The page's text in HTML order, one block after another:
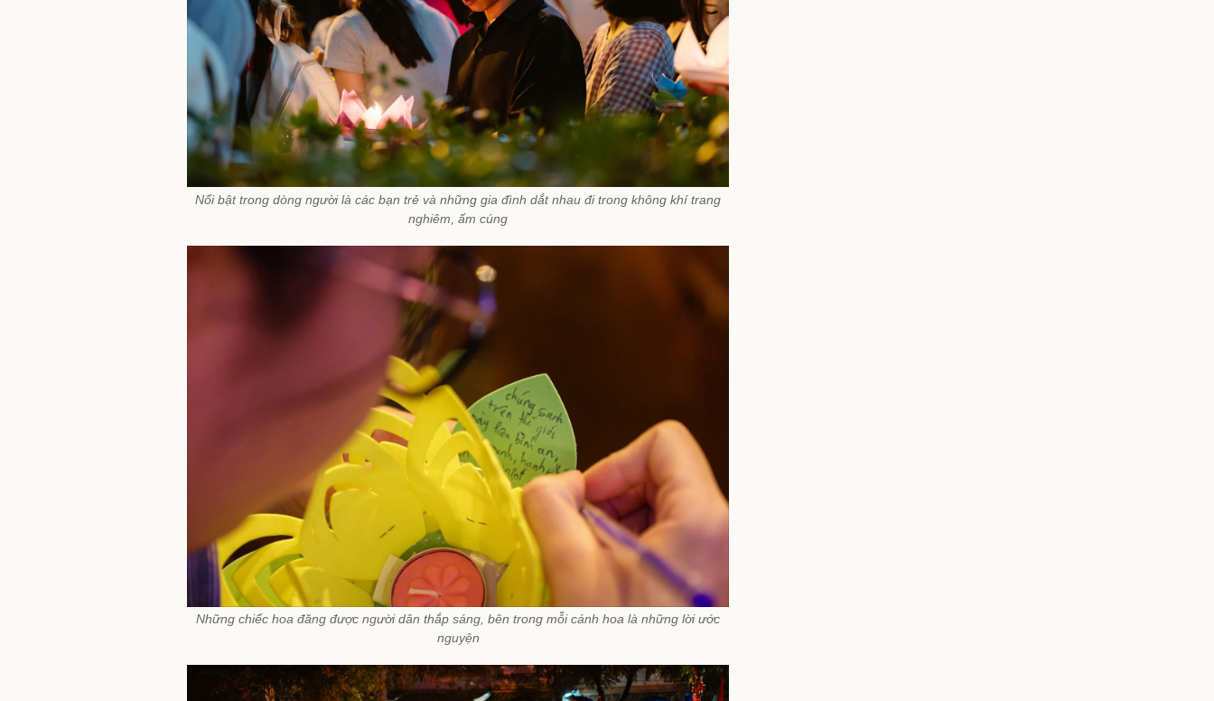
Nổi bật trong dòng người là các bạn trẻ và những gia đình dắt nhau đi trong không khí trang
nghiêm, ấm cúng
Những chiếc hoa đăng được người dân thắp sáng, bên trong mỗi cánh hoa là những lời ước
nguyện